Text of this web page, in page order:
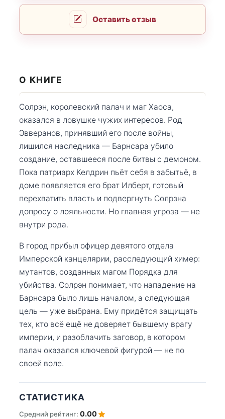
Оставить отзыв
О КНИГЕ
Солрэн, королевский палач и маг Хаоса,
оказался в ловушке чужих интересов. Род
Эвверанов, принявший его после войны,
лишился наследника — Барнсара убило
создание, оставшееся после битвы с демоном.
Пока патриарх Келдрин пьёт себя в забытьё, в
доме появляется его брат Илберт, готовый
перехватить власть и подвергнуть Солрэна
допросу о лояльности. Но главная угроза — не
внутри рода.
В город прибыл офицер девятого отдела
Имперской канцелярии, расследующий химер:
мутантов, созданных магом Порядка для
убийства. Солрэн понимает, что нападение на
Барнсара было лишь началом, а следующая
цель — уже выбрана. Ему придётся защищать
тех, кто всё ещё не доверяет бывшему врагу
империи, и разоблачить заговор, в котором
палач оказался ключевой фигурой — не по
своей воле.
СТАТИСТИКА
Средний рейтинг: 0.00